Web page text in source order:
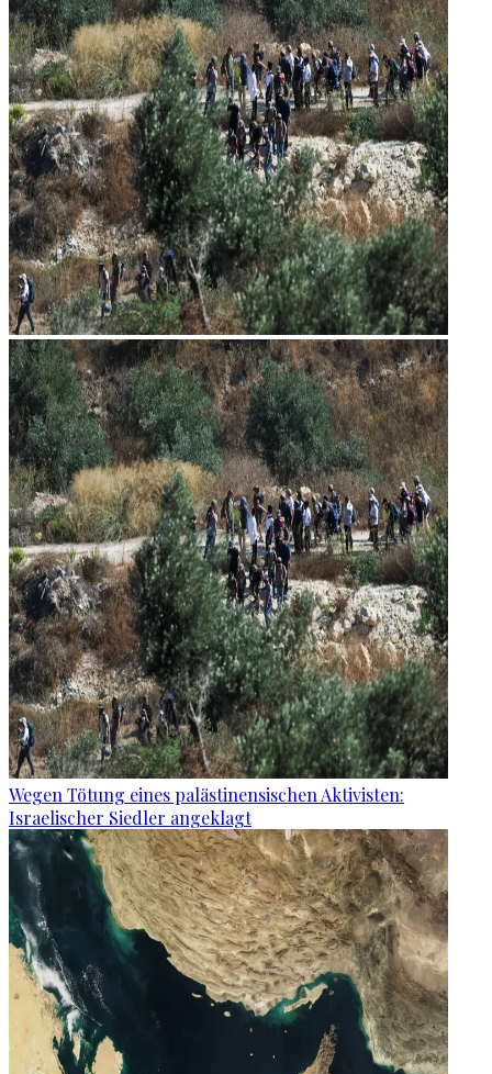
Wegen Tötung eines palästinensischen Aktivisten:
Israelischer Siedler angeklagt